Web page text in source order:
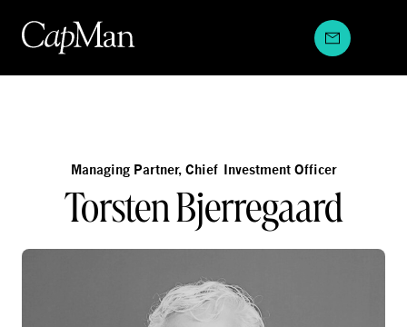
sisältöön
Managing Partner, Chief Investment Officer
Torsten Bjerregaard